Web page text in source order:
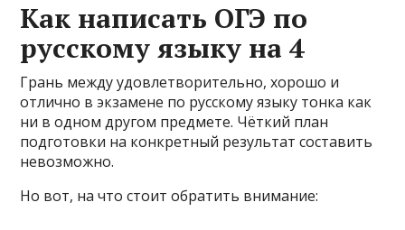
Как написать ОГЭ по
русскому языку на 4
Грань между удовлетворительно, хорошо и
отлично в экзамене по русскому языку тонка как
ни в одном другом предмете. Чёткий план
подготовки на конкретный результат составить
невозможно.
Но вот, на что стоит обратить внимание: